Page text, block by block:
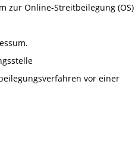
zur Online-Streitbeilegung
vor einer